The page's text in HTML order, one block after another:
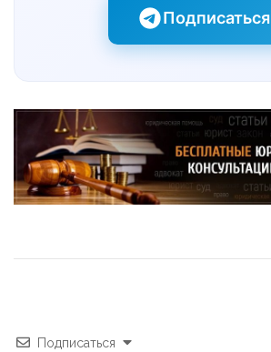
Подписаться
Подписаться